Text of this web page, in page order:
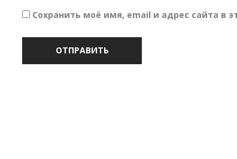
Сохранить моё имя, email и адрес сайта в